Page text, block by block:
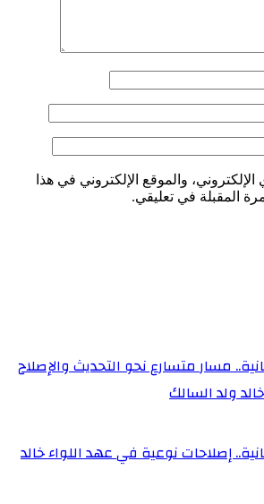
والموقع الإلكتروني في هذا
المقبلة في تعليقي.
مسار متسارع نحو التحديث والإصلاح
ولد السالك
إصلاحات نوعية في عهد اللواء خالد